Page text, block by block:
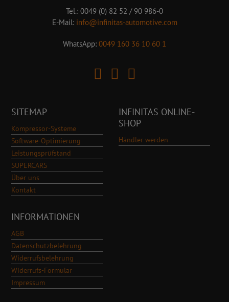
Tel.: 0049 (0) 82 52 / 90 986-0
E-Mail: info@infinitas-automotive.com
WhatsApp: 0049 160 36 10 60 1
SITEMAP
Kompressor-Systeme
Software-Optimierung
Leistungsprüfstand
SUPERCARS
Über uns
Kontakt
INFINITAS ONLINE-
SHOP
Händler werden
INFORMATIONEN
AGB
Datenschutzbelehrung
Widerrufsbelehrung
Widerrufs-Formular
Impressum